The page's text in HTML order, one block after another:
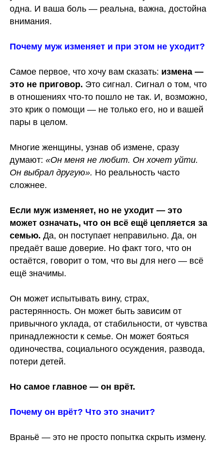
одна. И ваша боль — реальна, важна, достойна
внимания.
Почему муж изменяет и при этом не уходит?
Самое первое, что хочу вам сказать: измена —
это не приговор. Это сигнал. Сигнал о том, что
в отношениях что-то пошло не так. И, возможно,
это крик о помощи — не только его, но и вашей
пары в целом.
Многие женщины, узнав об измене, сразу
думают: «Он меня не любит. Он хочет уйти.
Он выбрал другую». Но реальность часто
сложнее.
Если муж изменяет, но не уходит — это
может означать, что он всё ещё цепляется за
семью. Да, он поступает неправильно. Да, он
предаёт ваше доверие. Но факт того, что он
остаётся, говорит о том, что вы для него — всё
ещё значимы.
Он может испытывать вину, страх,
растерянность. Он может быть зависим от
привычного уклада, от стабильности, от чувства
принадлежности к семье. Он может бояться
одиночества, социального осуждения, развода,
потери детей.
Но самое главное — он врёт.
Почему он врёт? Что это значит?
Враньё — это не просто попытка скрыть измену.